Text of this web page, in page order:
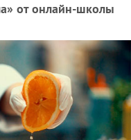
от онлайн-школы